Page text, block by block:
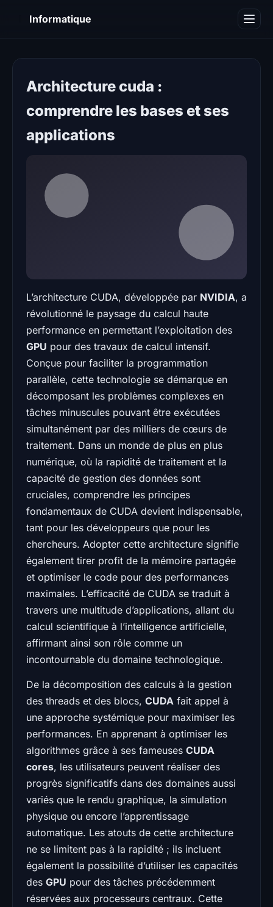
Informatique
Architecture cuda :
comprendre les bases et ses
applications
L’architecture CUDA, développée par NVIDIA, a
révolutionné le paysage du calcul haute
performance en permettant l’exploitation des
GPU pour des travaux de calcul intensif.
Conçue pour faciliter la programmation
parallèle, cette technologie se démarque en
décomposant les problèmes complexes en
tâches minuscules pouvant être exécutées
simultanément par des milliers de cœurs de
traitement. Dans un monde de plus en plus
numérique, où la rapidité de traitement et la
capacité de gestion des données sont
cruciales, comprendre les principes
fondamentaux de CUDA devient indispensable,
tant pour les développeurs que pour les
chercheurs. Adopter cette architecture signifie
également tirer profit de la mémoire partagée
et optimiser le code pour des performances
maximales. L’efficacité de CUDA se traduit à
travers une multitude d’applications, allant du
calcul scientifique à l’intelligence artificielle,
affirmant ainsi son rôle comme un
incontournable du domaine technologique.
De la décomposition des calculs à la gestion
des threads et des blocs, CUDA fait appel à
une approche systémique pour maximiser les
performances. En apprenant à optimiser les
algorithmes grâce à ses fameuses CUDA
cores, les utilisateurs peuvent réaliser des
progrès significatifs dans des domaines aussi
variés que le rendu graphique, la simulation
physique ou encore l’apprentissage
automatique. Les atouts de cette architecture
ne se limitent pas à la rapidité ; ils incluent
également la possibilité d’utiliser les capacités
des GPU pour des tâches précédemment
réservées aux processeurs centraux. Cette